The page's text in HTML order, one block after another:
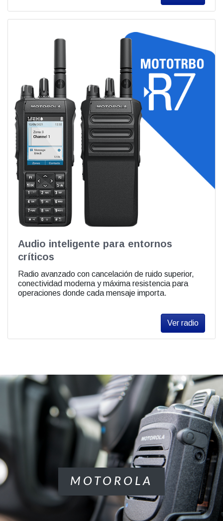
Audio inteligente para entornos
críticos
Radio avanzado con cancelación de ruido superior,
conectividad moderna y máxima resistencia para
operaciones donde cada mensaje importa.
Ver radio
MOTOROLA